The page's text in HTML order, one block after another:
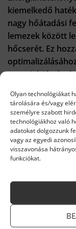
Olyan technológiákat
tárolására és/vagy
személyre szabott
technológiákhoz való
adatokat dolgozzunk
vagy az egyedi
visszavonása
funkciókat.
kiemelkedő
nagy hőátadási
lemezek között
hőcserét. Ez
Kompakt
méretűek, ami
háztartási, mind
fontos ott, ahol
kazánházakban
Karbantartás és
megkönnyíti a
könnyen
élettartamot és